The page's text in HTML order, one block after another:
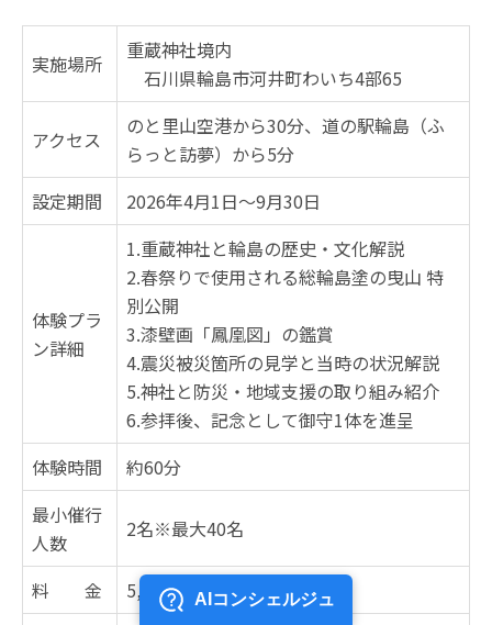
実施場所
重蔵神社境内
石川県輪島市河井町わいち4部65
アクセス
のと里山空港から30分、道の駅輪島（ふ
らっと訪夢）から5分
設定期間
2026年4月1日～9月30日
体験プラ
ン詳細
1.重蔵神社と輪島の歴史・文化解説
2.春祭りで使用される総輪島塗の曳山 特
別公開
3.漆壁画「鳳凰図」の鑑賞
4.震災被災箇所の見学と当時の状況解説
5.神社と防災・地域支援の取り組み紹介
6.参拝後、記念として御守1体を進呈
体験時間
約60分
最小催行
人数
2名※最大40名
料 金
5,000円／お一人様（税込）